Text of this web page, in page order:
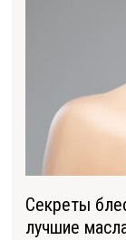
Секреты
лучшие